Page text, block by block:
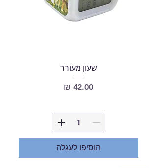
שעון מעורר
מחיר
הוסיפו לעגלה